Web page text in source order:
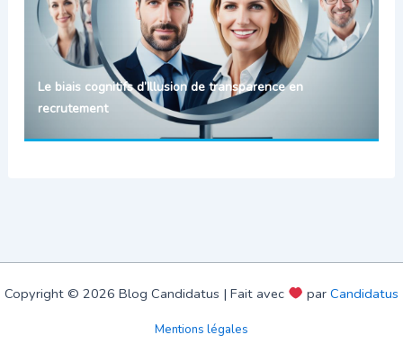
Le biais cognitifs d’Illusion de transparence en
recrutement
Copyright © 2026 Blog Candidatus | Fait avec par Candidatus
Mentions légales